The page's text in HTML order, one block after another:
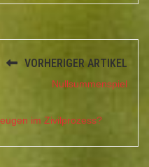
VORHERIGER ARTIKEL
Nullsummenspiel
im Zivilprozess?